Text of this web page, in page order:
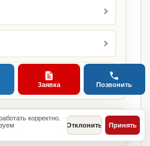
по этому
корректно.
Отклонить Принять
Заявка Позвонить